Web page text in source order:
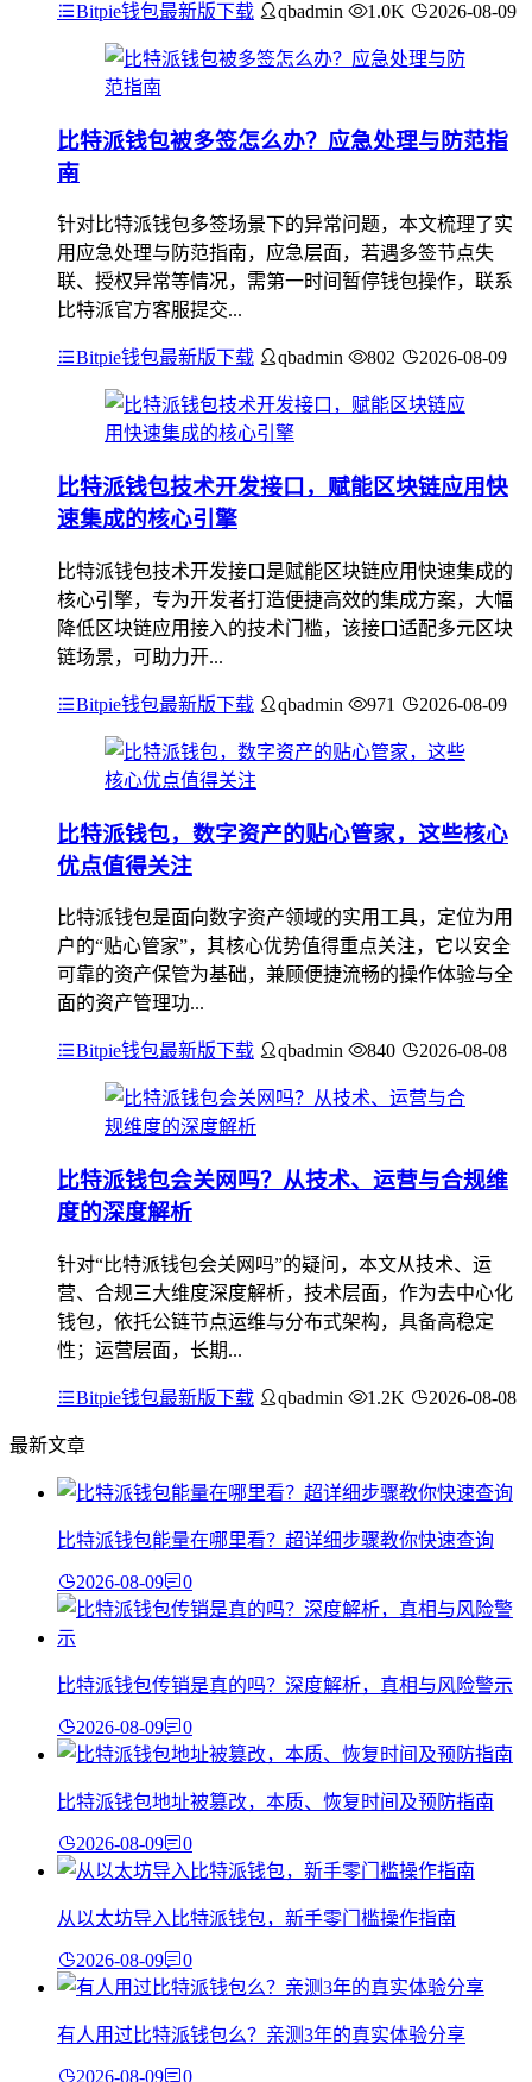
Bitpie钱包最新版下载 qbadmin 1.0K 2026-08-09
比特派钱包被多签怎么办？应急处理与防范指
南
针对比特派钱包多签场景下的异常问题，本文梳理了实
用应急处理与防范指南，应急层面，若遇多签节点失
联、授权异常等情况，需第一时间暂停钱包操作，联系
比特派官方客服提交...
Bitpie钱包最新版下载 qbadmin 802 2026-08-09
比特派钱包技术开发接口，赋能区块链应用快
速集成的核心引擎
比特派钱包技术开发接口是赋能区块链应用快速集成的
核心引擎，专为开发者打造便捷高效的集成方案，大幅
降低区块链应用接入的技术门槛，该接口适配多元区块
链场景，可助力开...
Bitpie钱包最新版下载 qbadmin 971 2026-08-09
比特派钱包，数字资产的贴心管家，这些核心
优点值得关注
比特派钱包是面向数字资产领域的实用工具，定位为用
户的“贴心管家”，其核心优势值得重点关注，它以安全
可靠的资产保管为基础，兼顾便捷流畅的操作体验与全
面的资产管理功...
Bitpie钱包最新版下载 qbadmin 840 2026-08-08
比特派钱包会关网吗？从技术、运营与合规维
度的深度解析
针对“比特派钱包会关网吗”的疑问，本文从技术、运
营、合规三大维度深度解析，技术层面，作为去中心化
钱包，依托公链节点运维与分布式架构，具备高稳定
性；运营层面，长期...
Bitpie钱包最新版下载 qbadmin 1.2K 2026-08-08
最新文章
比特派钱包能量在哪里看？超详细步骤教你快速查询
2026-08-09 0
比特派钱包传销是真的吗？深度解析，真相与风险警示
2026-08-09 0
比特派钱包地址被篡改，本质、恢复时间及预防指南
2026-08-09 0
从以太坊导入比特派钱包，新手零门槛操作指南
2026-08-09 0
有人用过比特派钱包么？亲测3年的真实体验分享
2026-08-09 0